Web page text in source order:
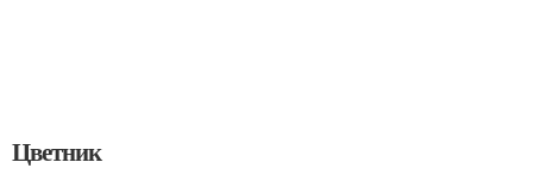
Цветник